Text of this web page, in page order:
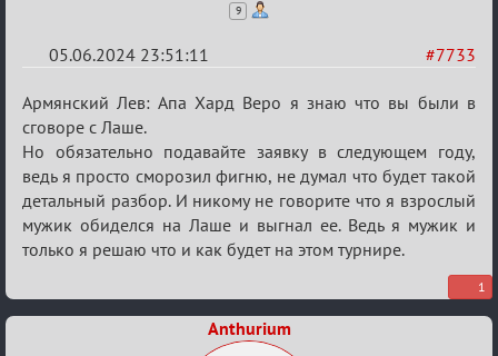
9
#7733
05.06.2024 23:51:11
Re:
Кубок
Вендетты
Армянский Лев: Апа Хард Веро я знаю что вы были в
сговоре с Лаше.
Но обязательно подавайте заявку в следующем году,
ведь я просто сморозил фигню, не думал что будет такой
детальный разбор. И никому не говорите что я взрослый
мужик обиделся на Лаше и выгнал ее. Ведь я мужик и
только я решаю что и как будет на этом турнире.
1
Anthurium